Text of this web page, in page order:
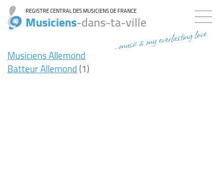
REGISTRE CENTRAL DES MUSICIENS DE FRANCE
Musiciens-dans-ta-ville
...music is my everlasting love
Musiciens Allemond
Batteur Allemond(1)